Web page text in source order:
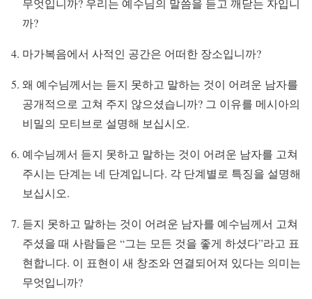
무엇입니까? 우리는 예수님의 말씀을 듣고 깨닫는 자입니
까?
마가복음에서 사적인 공간은 어떠한 장소입니까?
왜 예수님께서는 듣지 못하고 말하는 것이 어려운 남자를
공개적으로 고쳐 주지 않으셨습니까? 그 이유를 메시아의
비밀의 모티브로 설명해 보십시오.
예수님께서 듣지 못하고 말하는 것이 어려운 남자를 고쳐
주시는 단계는 네 단계입니다. 각 단계별로 특징을 설명해
보십시오.
듣지 못하고 말하는 것이 어려운 남자를 예수님께서 고쳐
주셨을 때 사람들은 “그는 모든 것을 좋게 하셨다”라고 표
현합니다. 이 표현이 새 창조와 연결되어져 있다는 의미는
무엇입니까?